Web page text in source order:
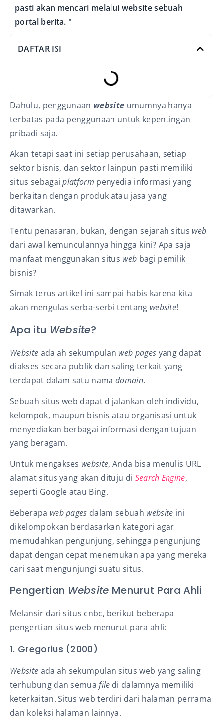
pasti akan mencari melalui website sebuah
portal berita. "
DAFTAR ISI
Dahulu, penggunaan website umumnya hanya
terbatas pada penggunaan untuk kepentingan
pribadi saja.
Akan tetapi saat ini setiap perusahaan, setiap
sektor bisnis, dan sektor lainpun pasti memiliki
situs sebagaiplatform penyedia informasi yang
berkaitan dengan produk atau jasa yang
ditawarkan.
Tentu penasaran, bukan, dengan sejarah situs web
dari awal kemunculannya hingga kini? Apa saja
manfaat menggunakan situs web bagi pemilik
bisnis?
Simak terus artikel ini sampai habis karena kita
akan mengulas serba-serbi tentang website!
Apa itu Website?
Website adalah sekumpulan web pages yang dapat
diakses secara publik dan saling terkait yang
terdapat dalam satu namadomain.
Sebuah situs web dapat dijalankan oleh individu,
kelompok, maupun bisnis atau organisasi untuk
menyediakan berbagai informasi dengan tujuan
yang beragam.
Untuk mengakses website, Anda bisa menulis URL
alamat situs yang akan dituju di Search Engine,
seperti Google atau Bing.
Beberapa web pages dalam sebuah website ini
dikelompokkan berdasarkan kategori agar
memudahkan pengunjung, sehingga pengunjung
dapat dengan cepat menemukan apa yang mereka
cari saat mengunjungi suatu situs.
Pengertian Website Menurut Para Ahli
Melansir dari situs cnbc, berikut beberapa
pengertian situs web menurut para ahli:
1. Gregorius (2000)
Website adalah sekumpulan situs web yang saling
terhubung dan semuafile di dalamnya memiliki
keterkaitan. Situs web terdiri dari halaman perrama
dan koleksi halaman lainnya.